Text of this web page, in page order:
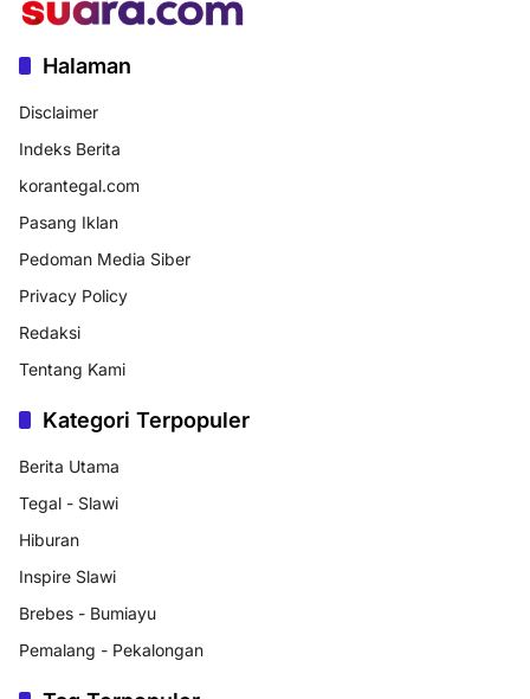
Halaman
Disclaimer
Indeks Berita
korantegal.com
Pasang Iklan
Pedoman Media Siber
Privacy Policy
Redaksi
Tentang Kami
Kategori Terpopuler
Berita Utama
Tegal - Slawi
Hiburan
Inspire Slawi
Brebes - Bumiayu
Pemalang - Pekalongan